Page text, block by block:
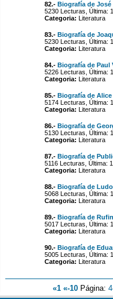
82.- Biografía de José
5230 Lecturas, Última:
Categoria: Literatura
83.- Biografía de
5230 Lecturas, Última:
Categoria: Literatura
84.- Biografía de Paul
5226 Lecturas, Última:
Categoria: Literatura
85.- Biografía de Alice
5174 Lecturas, Última:
Categoria: Literatura
86.- Biografía de
5130 Lecturas, Última:
Categoria: Literatura
87.- Biografía de
5116 Lecturas, Última:
Categoria: Literatura
88.- Biografía de
5068 Lecturas, Última:
Categoria: Literatura
89.- Biografía de
5017 Lecturas, Última:
Categoria: Literatura
90.- Biografía de
5005 Lecturas, Última:
Categoria: Literatura
«1 «-10 Página: 4